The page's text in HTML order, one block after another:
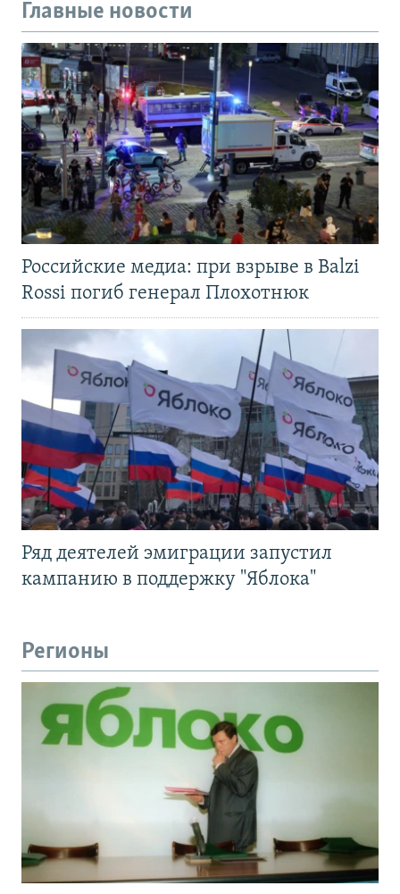
Главные новости
Российские медиа: при взрыве в Balzi
Rossi погиб генерал Плохотнюк
Ряд деятелей эмиграции запустил
кампанию в поддержку "Яблока"
Регионы